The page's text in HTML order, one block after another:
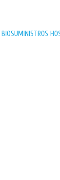
BIOSUMINISTROS